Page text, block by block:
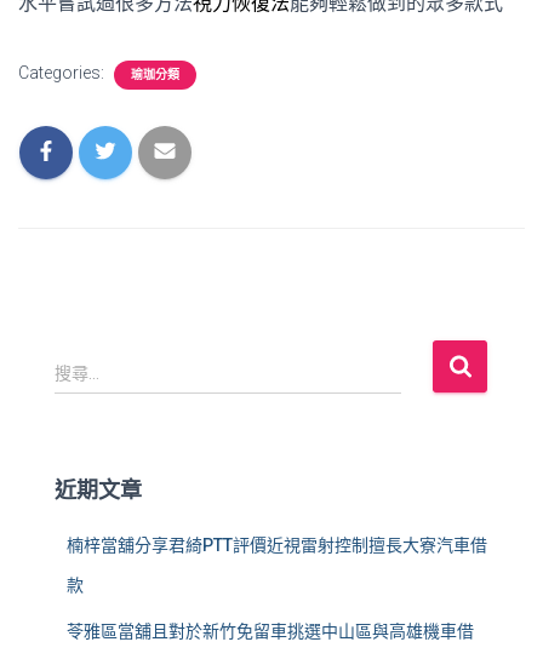
Categories: 瑜珈分類
搜
尋
:
搜尋...
近期文章
楠梓當舖分享君綺PTT評價近視雷射控制擅長大寮汽車借
款
苓雅區當舖且對於新竹免留車挑選中山區與高雄機車借